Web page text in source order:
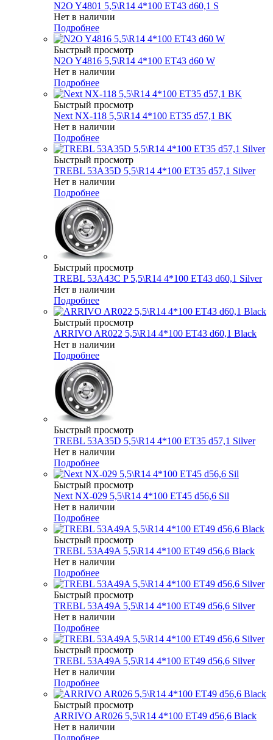
N2O Y4801 5,5\R14 4*100 ET43 d60,1 S
Нет в наличии
Подробнее
Быстрый просмотр
N2O Y4816 5,5\R14 4*100 ET43 d60 W
Нет в наличии
Подробнее
Быстрый просмотр
Next NX-118 5,5\R14 4*100 ET35 d57,1 BK
Нет в наличии
Подробнее
Быстрый просмотр
TREBL 53A35D 5,5\R14 4*100 ET35 d57,1 Silver
Нет в наличии
Подробнее
Быстрый просмотр
TREBL 53A43C P 5,5\R14 4*100 ET43 d60,1 Silver
Нет в наличии
Подробнее
Быстрый просмотр
ARRIVO AR022 5,5\R14 4*100 ET43 d60,1 Black
Нет в наличии
Подробнее
Быстрый просмотр
TREBL 53A35D 5,5\R14 4*100 ET35 d57,1 Silver
Нет в наличии
Подробнее
Быстрый просмотр
Next NX-029 5,5\R14 4*100 ET45 d56,6 Sil
Нет в наличии
Подробнее
Быстрый просмотр
TREBL 53A49A 5,5\R14 4*100 ET49 d56,6 Black
Нет в наличии
Подробнее
Быстрый просмотр
TREBL 53A49A 5,5\R14 4*100 ET49 d56,6 Silver
Нет в наличии
Подробнее
Быстрый просмотр
TREBL 53A49A 5,5\R14 4*100 ET49 d56,6 Silver
Нет в наличии
Подробнее
Быстрый просмотр
ARRIVO AR026 5,5\R14 4*100 ET49 d56,6 Black
Нет в наличии
Подробнее